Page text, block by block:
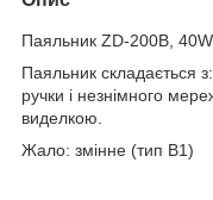
Паяльник ZD-200В,
Паяльник складається
ручки і незнімного
виделкою.
Жало: змінне (тип B1)